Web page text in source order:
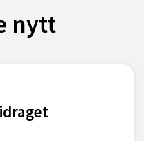
nytt